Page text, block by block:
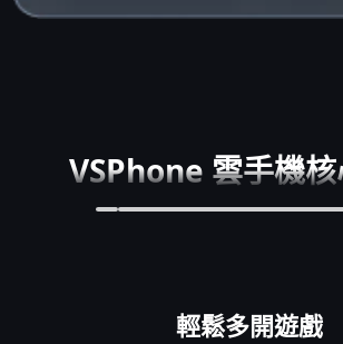
VSPhone 雲手機
輕鬆多開遊戲